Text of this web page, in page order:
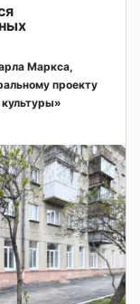
Маркса,
проекту